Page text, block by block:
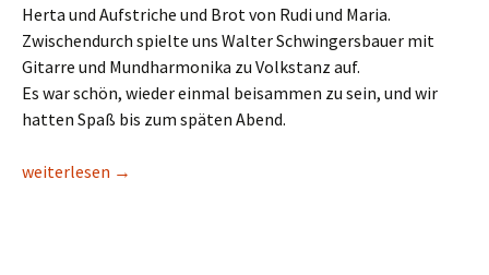
Herta und Aufstriche und Brot von Rudi und Maria.
Zwischendurch spielte uns Walter Schwingersbauer mit
Gitarre und Mundharmonika zu Volkstanz auf.
Es war schön, wieder einmal beisammen zu sein, und wir
hatten Spaß bis zum späten Abend.
11. 07. 2020 VTG-Wanderung auf der Rams
weiterlesen →